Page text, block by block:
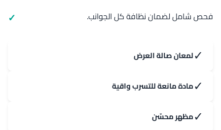
فحص شامل لضمان نظافة كل الجوانب.
✓لمعان صالة العرض
✓مادة مانعة للتسرب واقية
✓مظهر محسّن